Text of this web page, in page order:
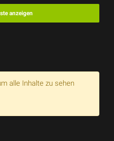
anzeigen
alle Inhalte zu sehen